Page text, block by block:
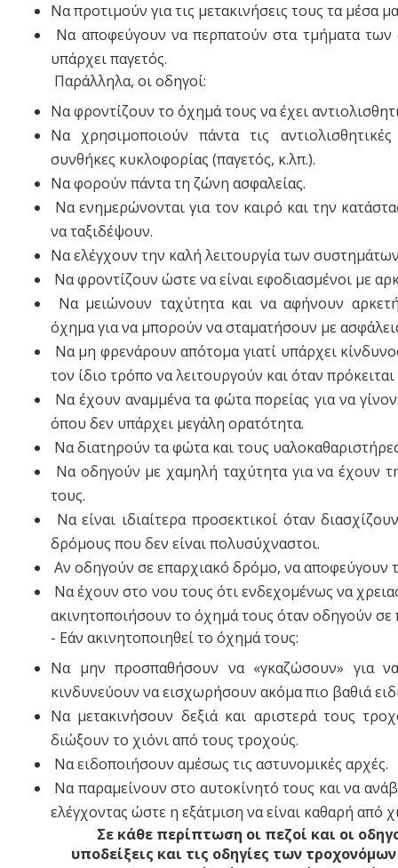
Να προτιμούν για τις μετακινήσεις τους τα μέσα
Να αποφεύγουν να περπατούν στα τμήματα
υπάρχει παγετός.
Παράλληλα, οι οδηγοί:
Να φροντίζουν το όχημά τους να έχει
Να χρησιμοποιούν πάντα τις
συνθήκες κυκλοφορίας (παγετός, κ.λπ.).
Να φορούν πάντα τη ζώνη ασφαλείας.
Να ενημερώνονται για τον καιρό και την
να ταξιδέψουν.
Να ελέγχουν την καλή λειτουργία των
Να φροντίζουν ώστε να είναι εφοδιασμένοι με
Να μειώνουν ταχύτητα και να αφήνουν
όχημα για να μπορούν να σταματήσουν με
Να μη φρενάρουν απότομα γιατί υπάρχει
τον ίδιο τρόπο να λειτουργούν και όταν
Να έχουν αναμμένα τα φώτα πορείας για να
όπου δεν υπάρχει μεγάλη ορατότητα.
Να διατηρούν τα φώτα και τους
Να οδηγούν με χαμηλή ταχύτητα για να έχουν
τους.
Να είναι ιδιαίτερα προσεκτικοί όταν
δρόμους που δεν είναι πολυσύχναστοι.
Αν οδηγούν σε επαρχιακό δρόμο, να αποφεύγουν
Να έχουν στο νου τους ότι ενδεχομένως να
ακινητοποιήσουν το όχημά τους όταν οδηγούν
- Εάν ακινητοποιηθεί το όχημά τους:
Να μην προσπαθήσουν να «γκαζώσουν» για
κινδυνεύουν να εισχωρήσουν ακόμα πιο βαθιά
Να μετακινήσουν δεξιά και αριστερά τους
διώξουν το χιόνι από τους τροχούς.
Να ειδοποιήσουν αμέσως τις αστυνομικές αρχές.
Να παραμείνουν στο αυτοκίνητό τους και να
ελέγχοντας ώστε η εξάτμιση να είναι καθαρή από
Σε κάθε περίπτωση οι πεζοί και οι
υποδείξεις και τις οδηγίες των